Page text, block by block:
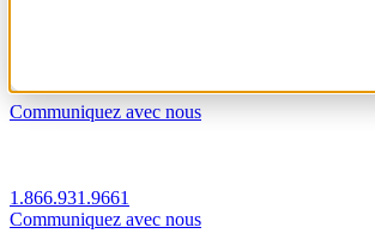
Communiquez avec nous
1.866.931.9661
Communiquez avec nous